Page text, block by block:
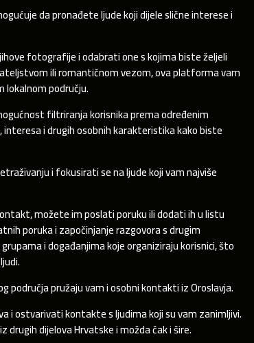
da pronađete ljude koji dijele slične interese i
fotografije i odabrati one s kojima biste željeli
ili romantičnom vezom, ova platforma vam
lokalnom području.
filtriranja korisnika prema određenim
i drugih osobnih karakteristika kako biste
i fokusirati se na ljude koji vam najviše
možete im poslati poruku ili dodati ih u listu
poruka i započinjanje razgovora s drugim
i događanjima koje organiziraju korisnici, što
područja pružaju vam i osobni kontakti iz Oroslavja.
i ostvarivati kontakte s ljudima koji su vam zanimljivi.
dijelova Hrvatske i možda čak i šire.